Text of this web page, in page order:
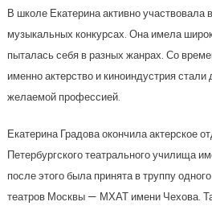
В школе Екатерина активно участвовала
музыкальных конкурсах. Она имела
пыталась себя в разных жанрах. Со
именно актерство и киноиндустрия
желаемой профессией.
Екатерина Градова окончила актерское
Петербургского театрального училища
после этого была принята в труппу
театров Москвы — МХАТ имени Чехова.